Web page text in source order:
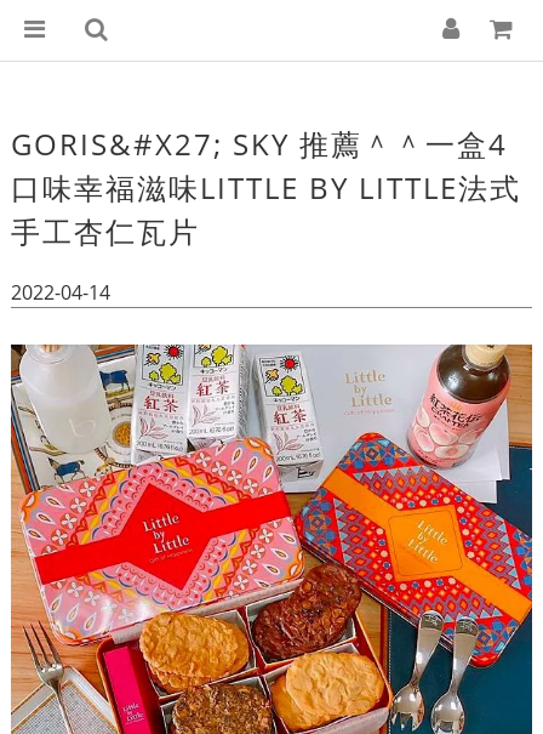
GORIS&#X27; SKY 推薦＾＾一盒4
口味幸福滋味LITTLE BY LITTLE法式
手工杏仁瓦片
2022-04-14